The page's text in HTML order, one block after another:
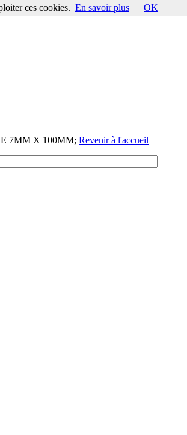
7MM X 100MM;Revenir à l'accueil
ces cookies. En savoir plus OK